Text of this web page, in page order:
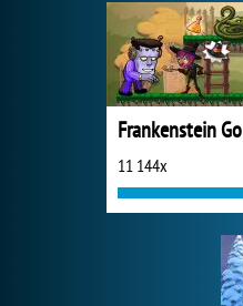
Frankenstein Go
11 144x